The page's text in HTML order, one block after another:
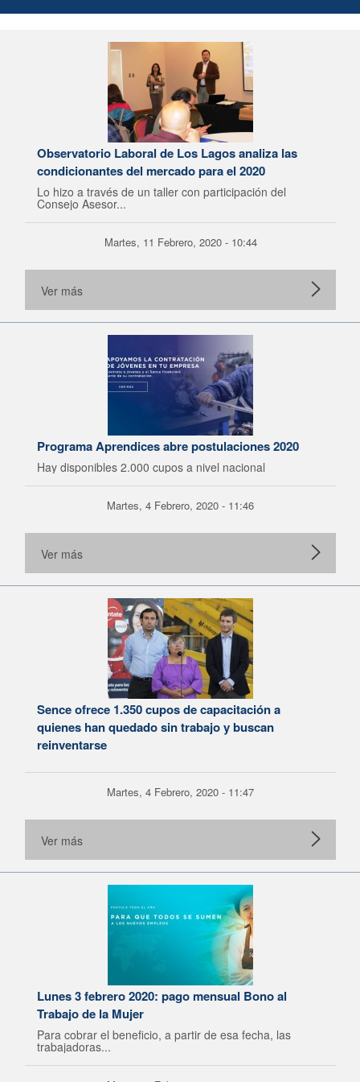
Observatorio Laboral de Los Lagos analiza las
condicionantes del mercado para el 2020
Lo hizo a través de un taller con participación del
Consejo Asesor...
Martes, 11 Febrero, 2020 - 10:44
Ver más
Programa Aprendices abre postulaciones 2020
Hay disponibles 2.000 cupos a nivel nacional
Martes, 4 Febrero, 2020 - 11:46
Ver más
Sence ofrece 1.350 cupos de capacitación a
quienes han quedado sin trabajo y buscan
reinventarse
Martes, 4 Febrero, 2020 - 11:47
Ver más
Lunes 3 febrero 2020: pago mensual Bono al
Trabajo de la Mujer
Para cobrar el beneficio, a partir de esa fecha, las
trabajadoras...